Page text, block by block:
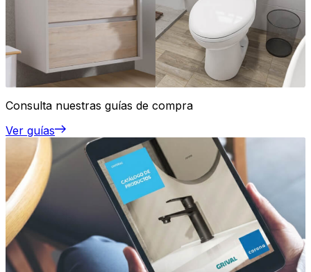
Consulta nuestras guías de compra
Ver guías